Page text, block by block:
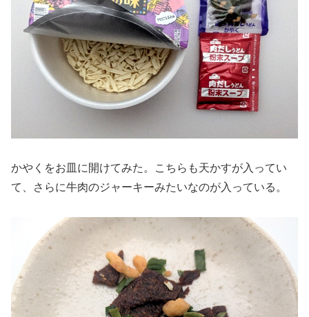
かやくをお皿に開けてみた。こちらも天かすが入ってい
て、さらに牛肉のジャーキーみたいなのが入っている。